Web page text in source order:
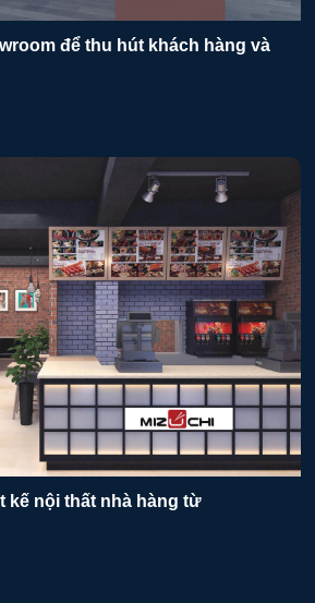
để thu hút khách hàng và
kế nội thất nhà hàng từ